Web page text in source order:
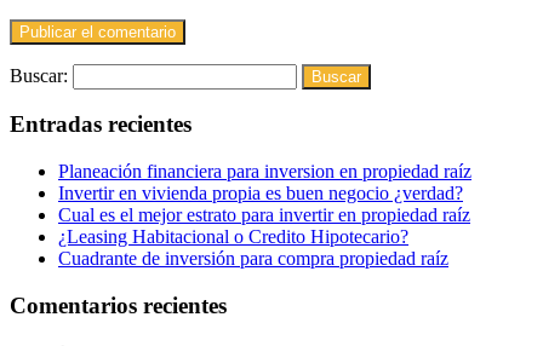
Buscar:
Entradas recientes
Planeación financiera para inversion en propiedad raíz
Invertir en vivienda propia es buen negocio ¿verdad?
Cual es el mejor estrato para invertir en propiedad raíz
¿Leasing Habitacional o Credito Hipotecario?
Cuadrante de inversión para compra propiedad raíz
Comentarios recientes